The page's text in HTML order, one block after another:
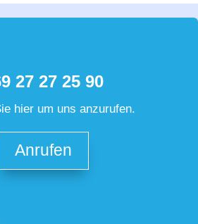
27 27 25 90
hier um uns anzurufen.
Anrufen